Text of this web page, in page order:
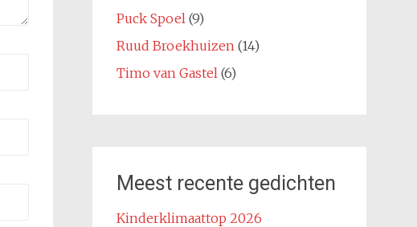
Puck Spoel(9)
Ruud Broekhuizen(14)
Timo van Gastel(6)
Meest recente gedichten
Kinderklimaattop 2026